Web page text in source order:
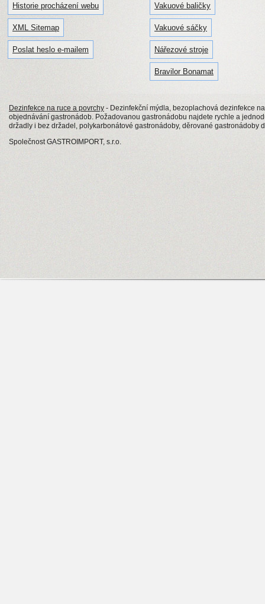
Historie procházení webu
XML Sitemap
Poslat heslo e-mailem
Vakuové baličky
Vakuové sáčky
Nářezové stroje
Bravilor Bonamat
Dezinfekce na ruce a povrchy - Dezinfekční mýdla, bezoplachová dezinfekce
objednávání gastronádob. Požadovanou gastronádobu najdete rychle a
držadly i bez držadel, polykarbonátové gastronádoby, děrované gastronádoby
Společnost GASTROIMPORT, s.r.o.